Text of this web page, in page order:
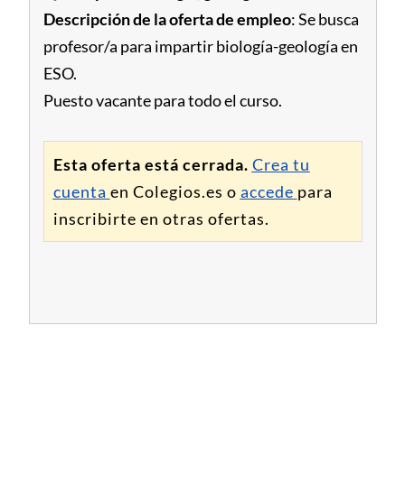
Descripción de la oferta de empleo: Se busca
profesor/a para impartir biología-geología en
ESO.
Puesto vacante para todo el curso.
Esta oferta está cerrada. Crea tu
cuenta en Colegios.es o accede para
inscribirte en otras ofertas.